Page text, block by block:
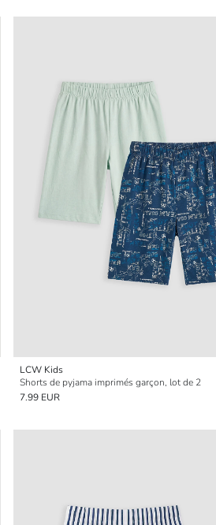
LCW Kids
Shorts de pyjama imprimés garçon, lot de 2
7.99 EUR